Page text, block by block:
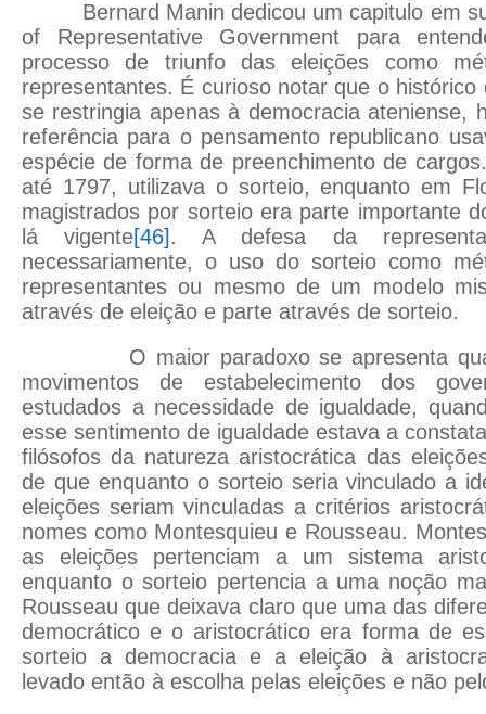
Bernard Manin dedicou um capitulo em
of Representative Government para
processo de triunfo das eleições como
representantes. É curioso notar que o
se restringia apenas à democracia ateniense,
referência para o pensamento republicano
espécie de forma de preenchimento de
até 1797, utilizava o sorteio, enquanto em
magistrados por sorteio era parte importante
lá vigente[46]. A defesa da
necessariamente, o uso do sorteio como
representantes ou mesmo de um modelo
através de eleição e parte através de sorteio.
O maior paradoxo se apresenta
movimentos de estabelecimento dos
estudados a necessidade de igualdade,
esse sentimento de igualdade estava a
filósofos da natureza aristocrática das
de que enquanto o sorteio seria vinculado a
eleições seriam vinculadas a critérios
nomes como Montesquieu e Rousseau.
as eleições pertenciam a um sistema
enquanto o sorteio pertencia a uma noção
Rousseau que deixava claro que uma das
democrático e o aristocrático era forma de
sorteio a democracia e a eleição à
levado então à escolha pelas eleições e não